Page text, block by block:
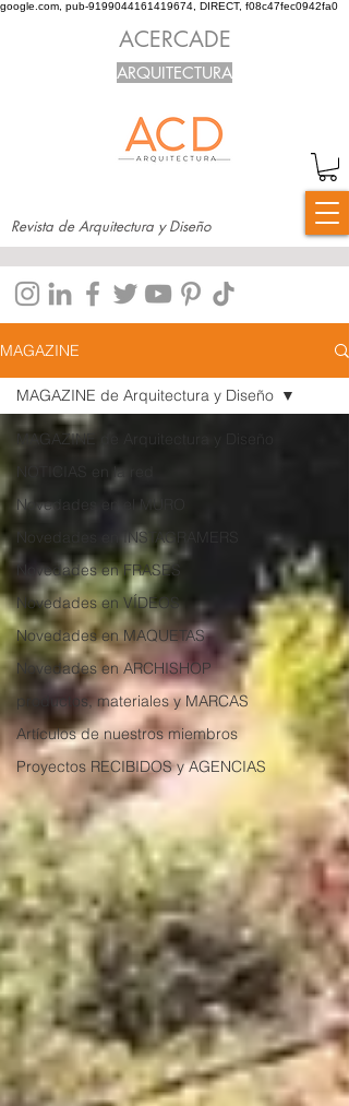
google.com, pub-9199044161419674, DIRECT, f08c47fec0942fa0
Revista de Arquitectura y Diseño
ACERCADE
ARQUITECTURA
MAGAZINE
MAGAZINE de Arquitectura y Diseño
NOTICIAS en la red
Novedades en el MURO
Novedades en INSTAGRAMERS
Novedades en FRASES
Novedades en VÍDEOS
Novedades en MAQUETAS
Novedades en ARCHISHOP
productos, materiales y MARCAS
Artículos de nuestros miembros
Proyectos RECIBIDOS y AGENCIAS
MAGAZINE de Arquitectura y Diseño